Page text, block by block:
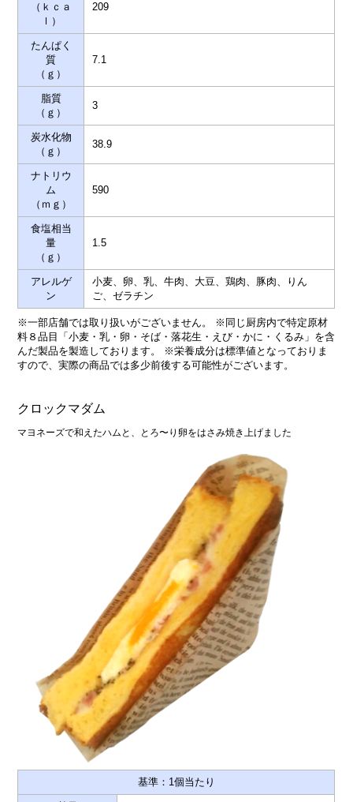
（ｋｃａ
ｌ）
209
たんぱく
質
（ｇ）
7.1
脂質
（ｇ）
3
炭水化物
（ｇ）
38.9
ナトリウ
ム
（ｍｇ）
590
食塩相当
量
（ｇ）
1.5
アレルゲ
ン
小麦、卵、乳、牛肉、大豆、鶏肉、豚肉、りん
ご、ゼラチン
※一部店舗では取り扱いがございません。 ※同じ厨房内で特定原材
料８品目「小麦・乳・卵・そば・落花生・えび・かに・くるみ」を含
んだ製品を製造しております。 ※栄養成分は標準値となっておりま
すので、実際の商品では多少前後する可能性がございます。
クロックマダム
マヨネーズで和えたハムと、とろ〜り卵をはさみ焼き上げました
基準：1個当たり